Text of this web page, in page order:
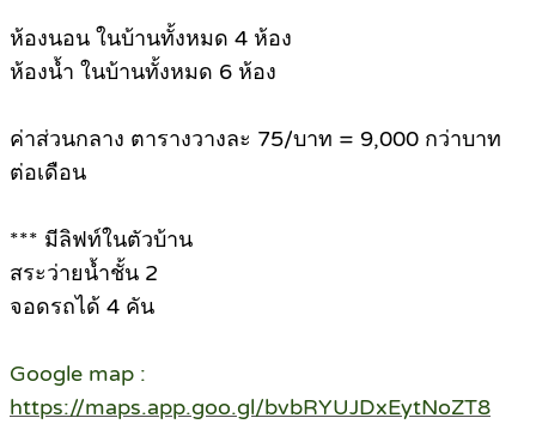
ห้องนอน ในบ้านทั้งหมด 4 ห้อง
ห้องน้ำ ในบ้านทั้งหมด 6 ห้อง
ค่าส่วนกลาง ตารางวางละ 75/บาท = 9,000 กว่าบาท
ต่อเดือน
*** มีลิฟท์ในตัวบ้าน
สระว่ายน้ำชั้น 2
จอดรถได้ 4 คัน
Google map :
https://maps.app.goo.gl/bvbRYUJDxEytNoZT8